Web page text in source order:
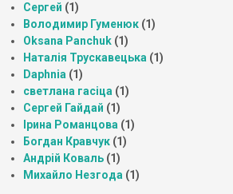
Сергей (1)
Володимир Гуменюк (1)
Oksana Panchuk (1)
Наталія Трускавецька (1)
Daphnia (1)
светлана гасіца (1)
Сергей Гайдай (1)
Ірина Романцова (1)
Богдан Кравчук (1)
Андрій Коваль (1)
Михайло Незгода (1)